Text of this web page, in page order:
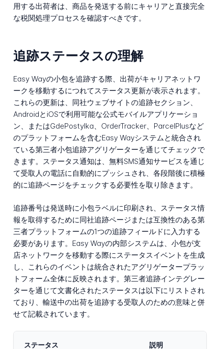
用する出荷者は、商品を発送する前にキャリアと直接完全
な税関処理プロセスを確認すべきです。
追跡ステータスの理解
Easy Wayの小包を追跡する際、出荷がキャリアネットワ
ークを移動するにつれてステータス更新が表示されます。
これらの更新は、同社ウェブサイトの追跡セクション、
AndroidとiOSで利用可能な公式モバイルアプリケーショ
ン、またはGdePostylka、OrderTracker、ParcelPlusなど
のプラットフォームを含むEasy Wayシステムと統合され
ている第三者小包追跡アグリゲーターを通じてチェックで
きます。ステータス通知は、無料SMS通知サービスを通じ
て受取人の電話に自動的にプッシュされ、各段階後に積極
的に追跡ページをチェックする必要性を取り除きます。
追跡番号は発送時に小包ラベルに印刷され、ステータス情
報を取得するために同社追跡ページまたは互換性のある第
三者プラットフォームの1つの追跡フィールドに入力する
必要があります。Easy Wayの内部システムは、小包が支
店ネットワークを移動する際にステータスイベントを生成
し、これらのイベントは統合されたアグリゲータープラッ
トフォーム全体に反映されます。第三者追跡インテグレー
ターを通じて文書化されたステータスは以下にリストされ
ており、輸送中の出荷を追跡する受取人のための意味と併
せて記載されています。
ステータス 説明